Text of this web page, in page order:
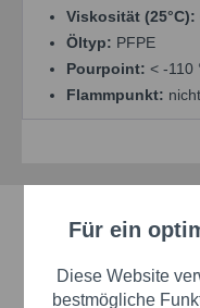
Viskosität (25°C):
Öltyp: PFPE
Pourpoint: < -110
Flammpunkt:
Funktionale
Marketing
Für ein
Diese Website
bestmögliche